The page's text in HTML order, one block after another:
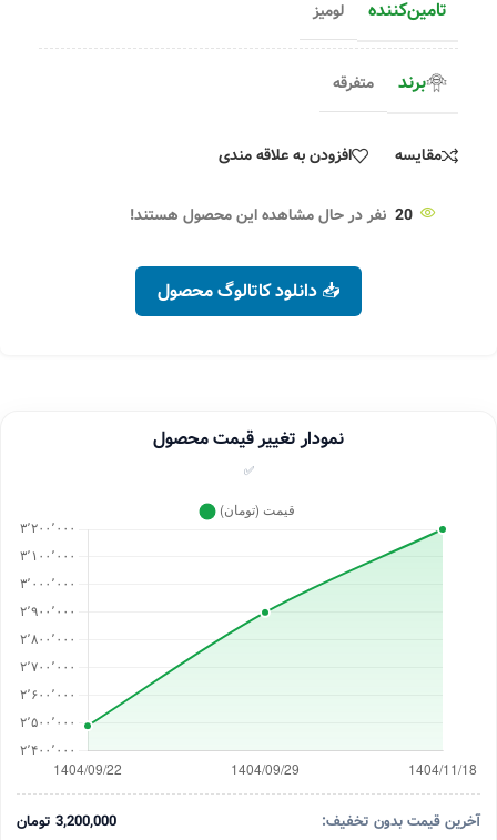
تامین‌کننده لومیز
برند متفرقه
مقایسه افزودن به علاقه مندی
20 نفر در حال مشاهده این محصول هستند!
📥 دانلود کاتالوگ محصول
نمودار تغییر قیمت محصول
✅
آخرین قیمت بدون تخفیف: 3,200,000 تومان